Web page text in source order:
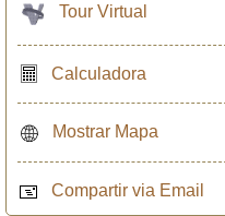
Tour Virtual
Calculadora
Mostrar Mapa
Compartir via Email